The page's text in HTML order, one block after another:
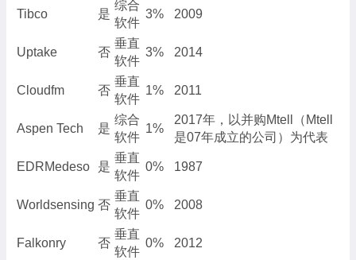
Tibco 是
综合
软件
3% 2009
Uptake 否
垂直
软件
3% 2014
Cloudfm 否
垂直
软件
1% 2011
Aspen Tech 是
综合
软件
1%
2017年，以并购Mtell（Mtell
是07年成立的公司）为代表
EDRMedeso 是
垂直
软件
0% 1987
Worldsensing 否
垂直
软件
0% 2008
Falkonry 否
垂直
软件
0% 2012